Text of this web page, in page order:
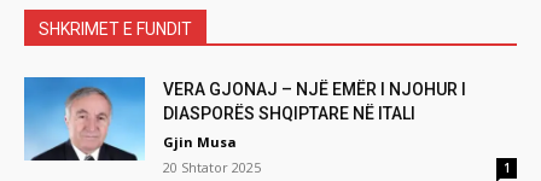
SHKRIMET E FUNDIT
VERA GJONAJ – NJË EMËR I NJOHUR I
DIASPORËS SHQIPTARE NË ITALI
Gjin Musa
20 Shtator 2025
1